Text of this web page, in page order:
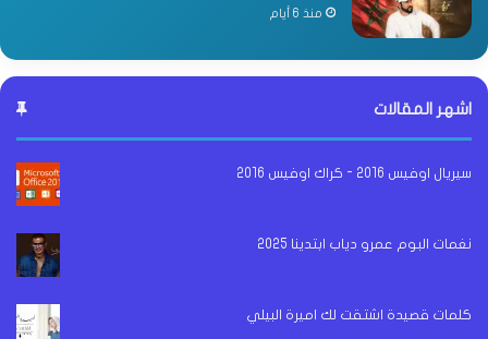
منذ 6 أيام
اشهر المقالات
سيريال اوفيس 2016 - كراك اوفيس 2016
نغمات البوم عمرو دياب ابتدينا 2025
كلمات قصيدة اشتقت لك اميرة البيلي